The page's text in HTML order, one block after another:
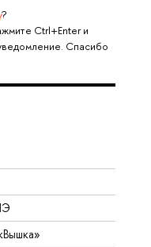
?
Ctrl+Enter и
Спасибо